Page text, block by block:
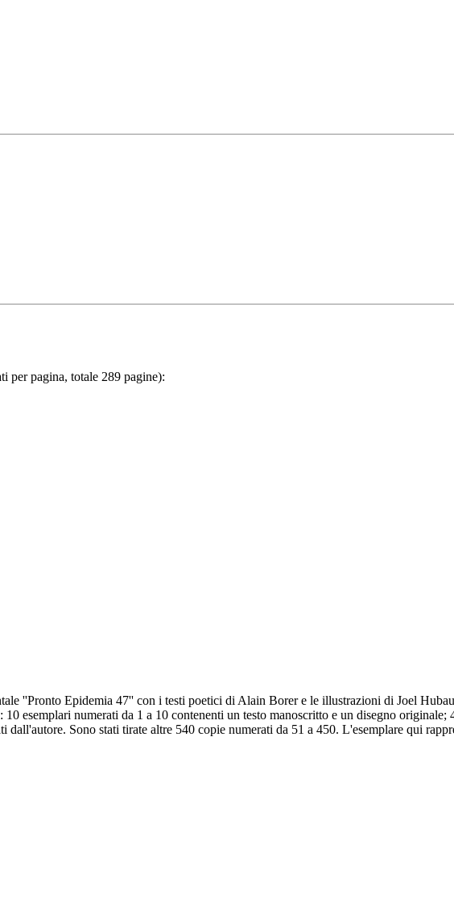
per pagina, totale 289 pagine):
''Pronto Epidemia 47'' con i testi poetici di Alain Borer e le illustrazioni di Joel
esemplari numerati da 1 a 10 contenenti un testo manoscritto e un disegno
Sono stati tirate altre 540 copie numerati da 51 a 450. L'esemplare qui